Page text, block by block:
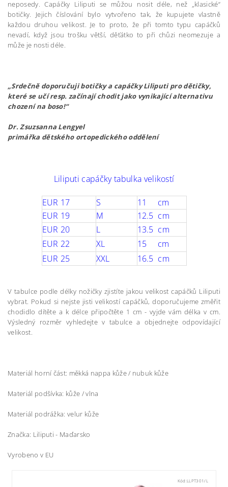
neposedy. Capáčky Liliputi se můžou nosit déle, než „klasické“
botičky. Jejich číslování bylo vytvořeno tak, že kupujete vlastně
každou druhou velikost. Je to proto, že při tomto typu capáčků
nevadí, když jsou trošku větší, děťátko to při chůzi neomezuje a
může je nosti déle.
„Srdečně doporučuji botičky a capáčky Liliputi pro dětičky,
které se učí resp. začínají chodit jako vynikající alternativu
chození na boso!“
Dr. Zsuzsanna Lengyel
primářka dětského ortopedického oddělení
Liliputi capáčky tabulka velikostí
EUR 17 S
11 cm
EUR 19
M
12.5 cm
EUR 20
L
13.5 cm
EUR 22
XL
15 cm
EUR 25
XXL 16.5 cm
V tabulce podle délky nožičky zjistíte jakou velikost capáčků Liliputi
vybrat. Pokud si nejste jisti velikostí capáčků, doporučujeme změřit
chodidlo dítěte a k délce připočtěte 1 cm - vyjde vám délka v cm.
Výsledný rozměr vyhledejte v tabulce a objednejte odpovídající
velikost.
Materiál horní část: měkká nappa kůže / nubuk kůže
Materiál podšívka: kůže / vlna
Materiál podrážka: velur kůže
Značka: Liliputi - Maďarsko
Vyrobeno v EU
Kód:LLPT301/L